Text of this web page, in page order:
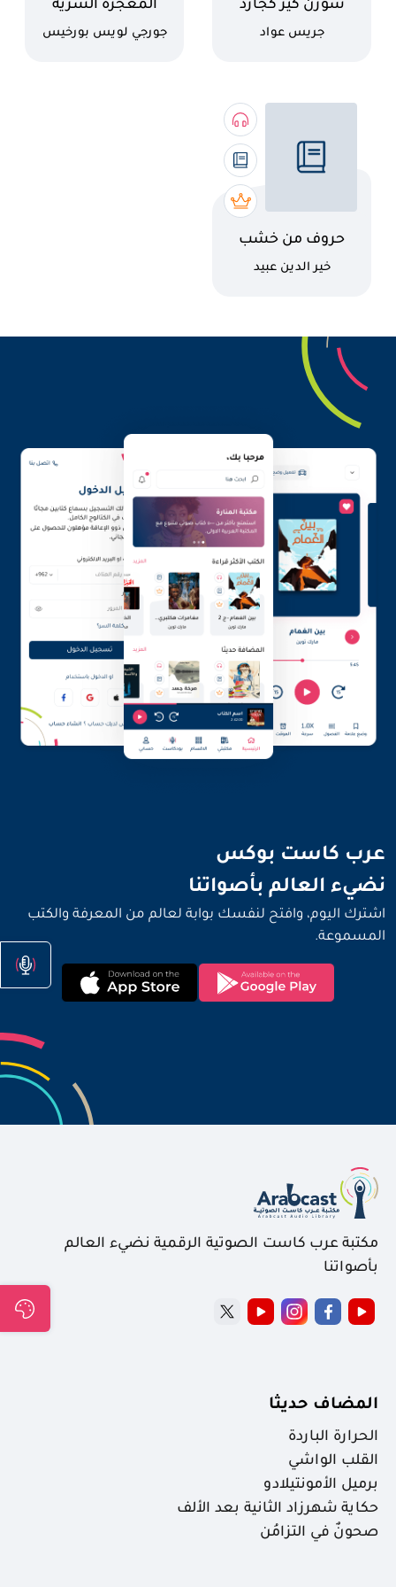
اسم الكتاب
سورن كير كجارد
كاتب
جريس عواد
اسم الكتاب
المعجزة السرية
كاتب
جورجي لويس بورخيس
اسم الكتاب
حروف من خشب
كاتب
خير الدين عبيد
عرب كاست بوكس
نضيء العالم بأصواتنا
اشترك اليوم، وافتح لنفسك بوابة لعالم من المعرفة والكتب
المسموعة.
مكتبة عرب كاست الصوتية الرقمية نضيء العالم
بأصواتنا
المضاف حديثا
الحرارة الباردة
القلب الواشي
برميل الأمونتيلادو
حكاية شهرزاد الثانية بعد الألف
صحونٌ في التزامُن